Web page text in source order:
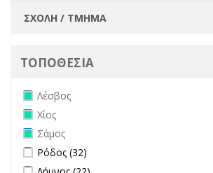
ΤΟΠΟΘΕΣΙΑ
Remove Λέσβος filter
Λέσβος
Remove Χίος filter
Χίος
Remove Σάμος filter
Σάμος
Apply Ρόδος filter
Ρόδος (32)
Apply Λήμνος filter